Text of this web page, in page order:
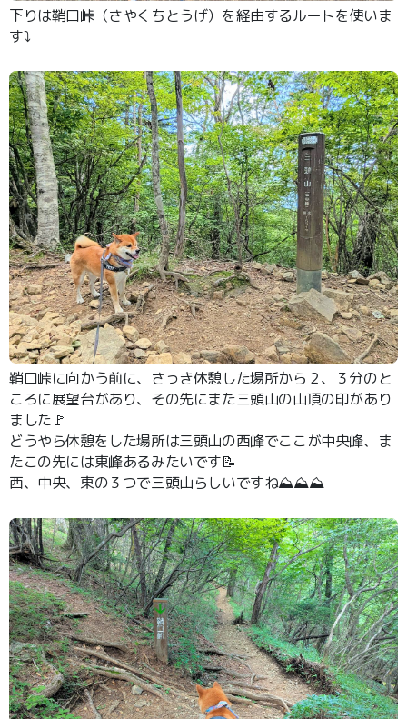
下りは鞘口峠（さやくちとうげ）を経由するルートを使いま
す⤵️
鞘口峠に向かう前に、さっき休憩した場所から２、３分のと
ころに展望台があり、その先にまた三頭山の山頂の印があり
ました🚩
どうやら休憩をした場所は三頭山の西峰でここが中央峰、ま
たこの先には東峰あるみたいです📝
西、中央、東の３つで三頭山らしいですね⛰️⛰️⛰️